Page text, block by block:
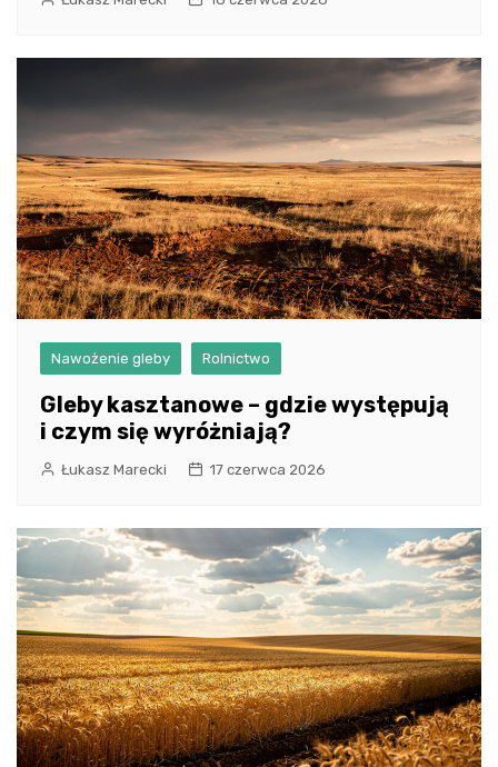
Nawożenie gleby Rolnictwo
Gleby kasztanowe – gdzie występują
i czym się wyróżniają?
Łukasz Marecki 17 czerwca 2026